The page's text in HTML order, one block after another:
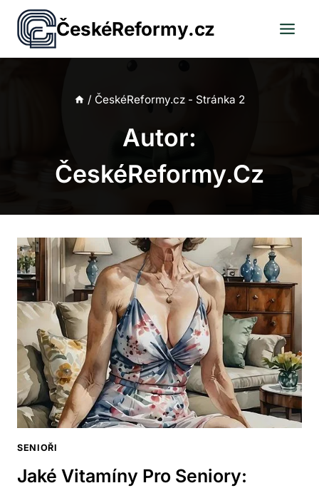
Přeskočit
obsah
ČeskéReformy.cz
/ ČeskéReformy.cz - Stránka 2
Autor:
ČeskéReformy.cz
SENIOŘI
Jaké Vitamíny Pro Seniory: